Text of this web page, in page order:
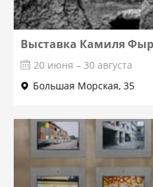
Выставка Камиля
20 июня – 30 августа
Большая Морская, 35